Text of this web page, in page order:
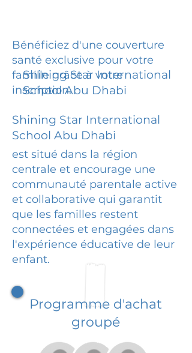
Bénéficiez d'une couverture
santé exclusive pour votre
famille grâce à votre
inscription.
Shining Star International
School Abu Dhabi
Shining Star International
School Abu Dhabi
est situé dans la région
centrale et encourage une
communauté parentale active
et collaborative qui garantit
que les familles restent
connectées et engagées dans
l'expérience éducative de leur
enfant.
Programme d'achat
groupé